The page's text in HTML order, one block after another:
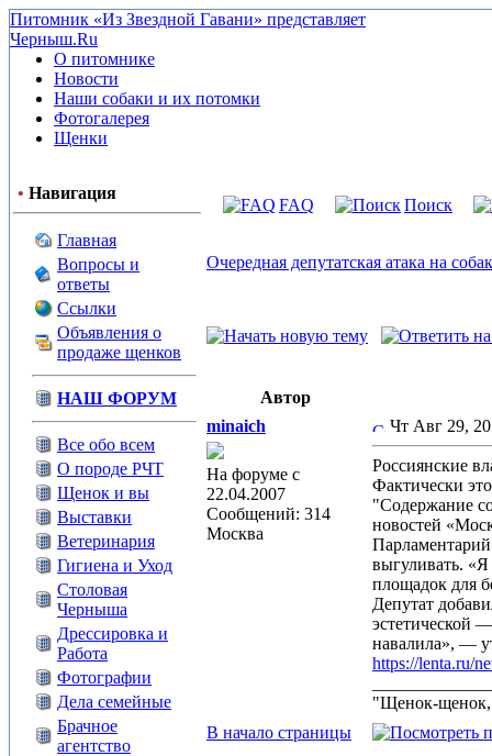
Питомник «Из Звездной Гавани» представляет
Черныш.Ru
О питомнике
Новости
Наши собаки и их потомки
Фотогалерея
Щенки
• Навигация
Главная
Вопросы и
ответы
Ссылки
Объявления о
продаже щенков
НАШ ФОРУМ
Все обо всем
О породе РЧТ
Щенок и вы
Выставки
Ветеринария
Гигиена и Уход
Столовая
Черныша
Дрессировка и
Работа
Фотографии
Дела семейные
Брачное
агентство
FAQ Поиск
Очередная депутатская атака на собак
Автор
minaich
На форуме с
22.04.2007
Сообщений: 314
Москва
Чт Авг 29,
Россиянские
Фактически
"Содержание
новостей
выгуливать.
площадок для
Депутат
эстетической
навалила», —
https://lenta.ru/
"Щенок-щенок,
В начало страницы